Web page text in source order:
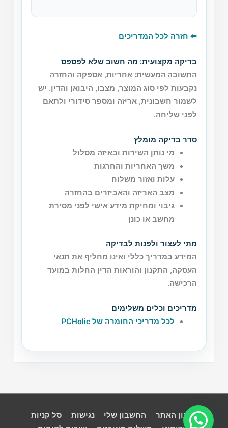
⬅ חזרה לכל המדריכים
בדיקה מקצועית: מה חשוב שלא לפספס
התשובה המעשית: אחריות, אספקה והחזרה
נקבעות לפי סוג המוצר, מצבו, היבואן והדין. יש
לשמור חשבונית, אריזה ומספר סידורי ולתאם
לפני שליחה.
סדר בדיקה מומלץ
מי נותן השירות ובאיזה מסלול
משך האחריות והחרגות
עלות ואזור משלוח
מצב האריזה והאביזרים בהחזרה
גיבוי ומחיקת מידע אישי לפני מסירת
מחשב או כונן
מתי לעצור ולפנות לבדיקה
המידע במדריך כללי ואינו מחליף את תנאי
העסקה, התקנון והוראות הדין החלות במועד
הרכישה.
מדריכים וכלים משלימים
לכל מדריכי החומרה של PCHolic
תקנון האתר החשבון שלי נגישות
סל קניות